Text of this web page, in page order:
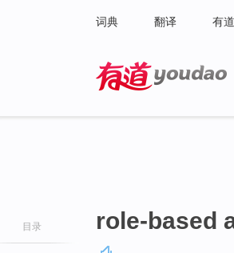
词典 翻译 有
目录 role-based